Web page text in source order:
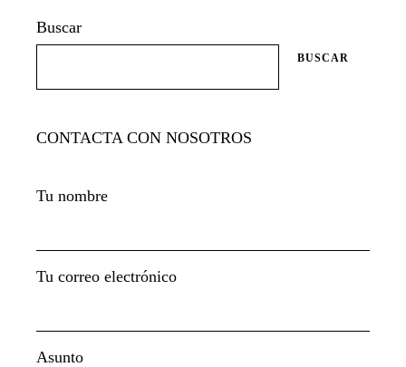
Buscar
BUSCAR
CONTACTA CON NOSOTROS
Tu nombre
Tu correo electrónico
Asunto